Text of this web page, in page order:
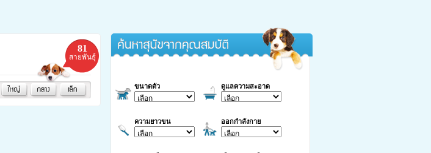
81
สายพันธุ์
ขนาดตัว ดูแลความสะอาด
ความยาวขน ออกกำลังกาย